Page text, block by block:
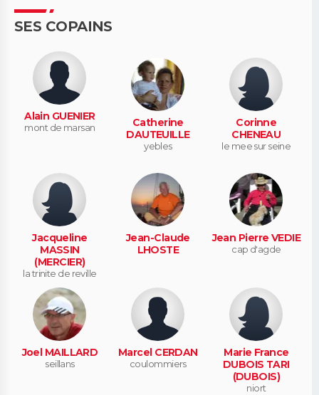
SES COPAINS
Alain GUENIER
mont de marsan
Catherine
DAUTEUILLE
yebles
Corinne
CHENEAU
le mee sur seine
Jacqueline
MASSIN
(MERCIER)
la trinite de reville
Jean-Claude
LHOSTE
Jean Pierre VEDIE
cap d'agde
Joel MAILLARD
seillans
Marcel CERDAN
coulommiers
Marie France
DUBOIS TARI
(DUBOIS)
niort